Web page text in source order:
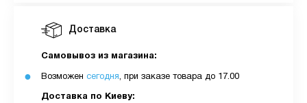
Доставка
Самовывоз из магазина:
Возможен сегодня, при заказе товара до 17.00
Доставка по Киеву: